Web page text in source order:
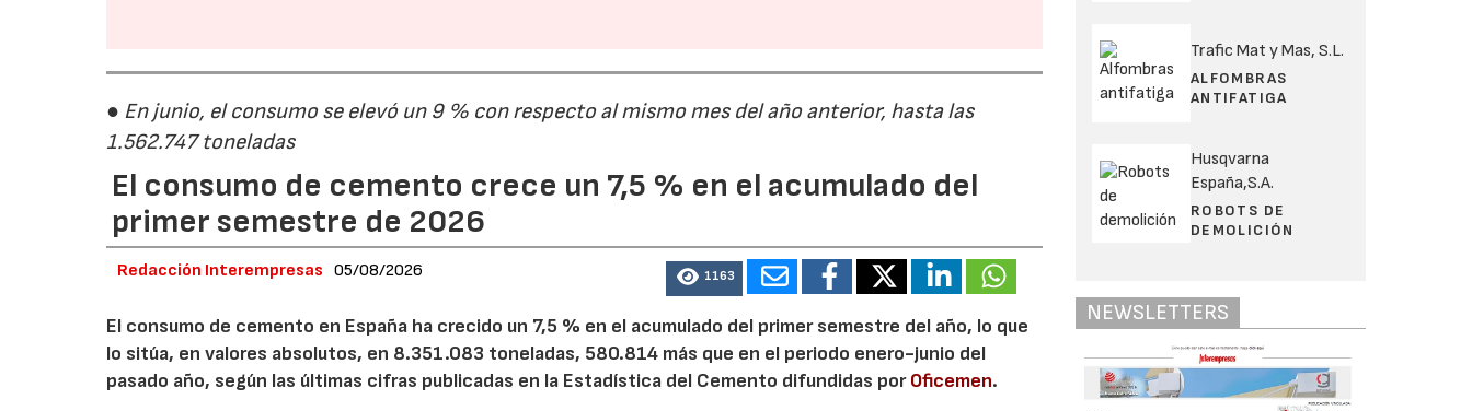
● En junio, el consumo se elevó un 9 % con respecto al mismo mes del año anterior, hasta las
1.562.747 toneladas
El consumo de cemento crece un 7,5 % en el acumulado del
primer semestre de 2026
Redacción Interempresas 05/08/2026 1163
El consumo de cemento en España ha crecido un 7,5 % en el acumulado del primer semestre del año, lo que
lo sitúa, en valores absolutos, en 8.351.083 toneladas, 580.814 más que en el periodo enero-junio del
pasado año, según las últimas cifras publicadas en la Estadística del Cemento difundidas porOficemen.
Trafic Mat y Mas, S.L.
ALFOMBRAS
ANTIFATIGA
Husqvarna
España,S.A.
ROBOTS DE
DEMOLICIÓN
NEWSLETTERS